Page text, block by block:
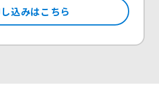
込みはこちら